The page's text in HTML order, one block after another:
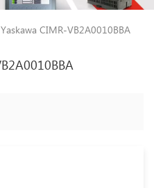
CIMR-VB2A0010BBA